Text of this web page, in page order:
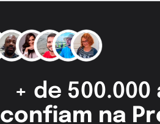
+ de 500.000
confiam na